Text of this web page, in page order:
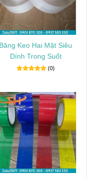
Băng Keo Hai Mặt Siêu
Dính Trong Suốt
(0)